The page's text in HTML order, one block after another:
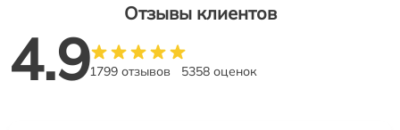
Отзывы клиентов
4.91799 отзывов 5358 оценок